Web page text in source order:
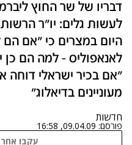
דבריו של שר החוץ
לעשות גלים: יו"ר
היום במצרים כי "אם הם
לאנאפוליס - למה הם כן
"אם בכיר ישראלי דוחה
מעוניינים בדיאלוג"
חדשות
פורסם: 09.04.09, 16:58
עקבו